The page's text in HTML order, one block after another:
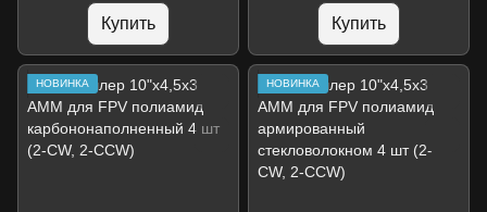
Купить Купить
НОВИНКА НОВИНКА